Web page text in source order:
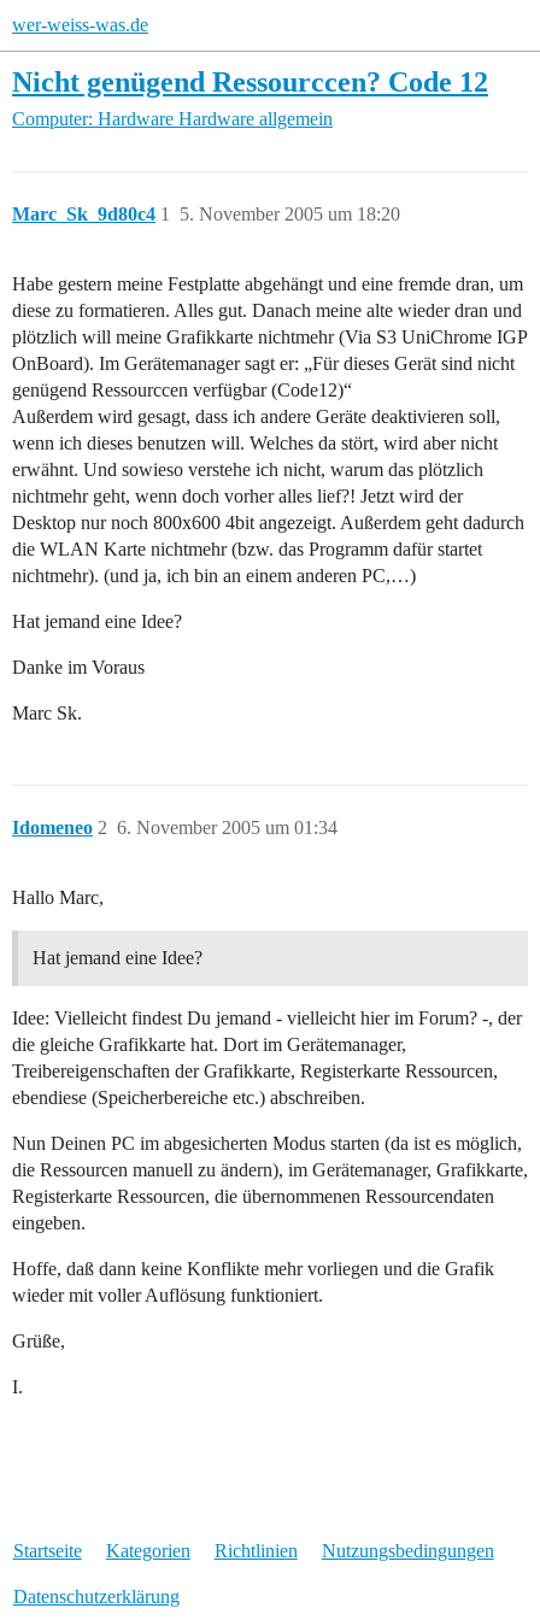
wer-weiss-was.de
Nicht genügend Ressourccen? Code 12
Computer: Hardware Hardware allgemein
Marc_Sk_9d80c4 5. November 2005 um 18:20
1
Habe gestern meine Festplatte abgehängt und eine fremde dran, um
diese zu formatieren. Alles gut. Danach meine alte wieder dran und
plötzlich will meine Grafikkarte nichtmehr (Via S3 UniChrome IGP
OnBoard). Im Gerätemanager sagt er: „Für dieses Gerät sind nicht
genügend Ressourccen verfügbar (Code12)“
Außerdem wird gesagt, dass ich andere Geräte deaktivieren soll,
wenn ich dieses benutzen will. Welches da stört, wird aber nicht
erwähnt. Und sowieso verstehe ich nicht, warum das plötzlich
nichtmehr geht, wenn doch vorher alles lief?! Jetzt wird der
Desktop nur noch 800x600 4bit angezeigt. Außerdem geht dadurch
die WLAN Karte nichtmehr (bzw. das Programm dafür startet
nichtmehr). (und ja, ich bin an einem anderen PC,…)
Hat jemand eine Idee?
Danke im Voraus
Marc Sk.
Idomeneo 6. November 2005 um 01:34
2
Hallo Marc,
Hat jemand eine Idee?
Idee: Vielleicht findest Du jemand - vielleicht hier im Forum? -, der
die gleiche Grafikkarte hat. Dort im Gerätemanager,
Treibereigenschaften der Grafikkarte, Registerkarte Ressourcen,
ebendiese (Speicherbereiche etc.) abschreiben.
Nun Deinen PC im abgesicherten Modus starten (da ist es möglich,
die Ressourcen manuell zu ändern), im Gerätemanager, Grafikkarte,
Registerkarte Ressourcen, die übernommenen Ressourcendaten
eingeben.
Hoffe, daß dann keine Konflikte mehr vorliegen und die Grafik
wieder mit voller Auflösung funktioniert.
Grüße,
I.
Startseite Kategorien Richtlinien Nutzungsbedingungen
Datenschutzerklärung